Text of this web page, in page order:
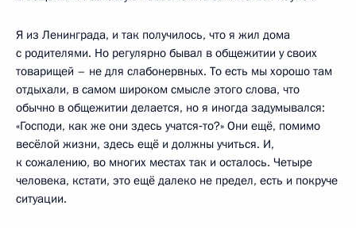
Я из Ленинграда, и так получилось, что я жил дома
с родителями. Но регулярно бывал в общежитии у своих
товарищей – не для слабонервных. То есть мы хорошо там
отдыхали, в самом широком смысле этого слова, что
обычно в общежитии делается, но я иногда задумывался:
«Господи, как же они здесь учатся‑то?» Они ещё, помимо
весёлой жизни, здесь ещё и должны учиться. И,
к сожалению, во многих местах так и осталось. Четыре
человека, кстати, это ещё далеко не предел, есть и покруче
ситуации.